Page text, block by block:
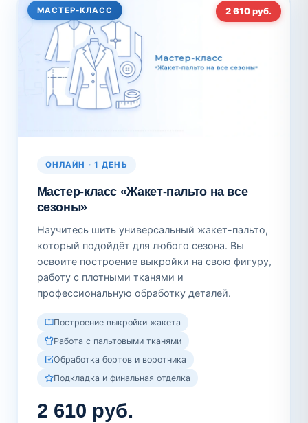
МАСТЕР-КЛАСС 2 610 руб.
ОНЛАЙН · 1 ДЕНЬ
Мастер-класс «Жакет-пальто на все
сезоны»
Научитесь шить универсальный жакет-пальто,
который подойдёт для любого сезона. Вы
освоите построение выкройки на свою фигуру,
работу с плотными тканями и
профессиональную обработку деталей.
Построение выкройки жакета
Работа с пальтовыми тканями
Обработка бортов и воротника
Подкладка и финальная отделка
2 610 руб.